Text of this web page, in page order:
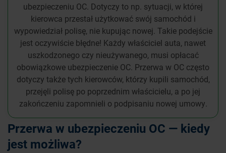
ubezpieczeniu OC. Dotyczy to np. sytuacji, w której
kierowca przestał użytkować swój samochód i
wypowiedział polisę, nie kupując nowej. Takie podejście
jest oczywiście błędne! Każdy właściciel auta, nawet
uszkodzonego czy nieużywanego, musi opłacać
obowiązkowe ubezpieczenie OC. Przerwa w OC często
dotyczy także tych kierowców, którzy kupili samochód,
przejęli polisę po poprzednim właścicielu, a po jej
zakończeniu zapomnieli o podpisaniu nowej umowy.
Przerwa w ubezpieczeniu OC — kiedy
jest możliwa?